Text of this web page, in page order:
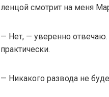
ленцой смотрит на меня
— Нет, — уверенно
практически.
— Никакого развода не